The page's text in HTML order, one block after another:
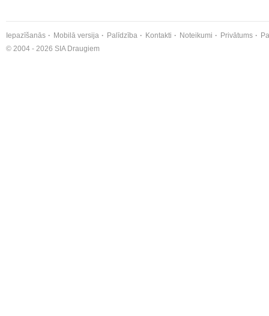
Iepazīšanās Mobilā versija Palīdzība Kontakti Noteikumi Privātums
© 2004 - 2026 SIA Draugiem